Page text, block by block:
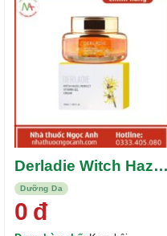
Dưỡng Da
Derladie Witch Hazel
Perfect Vitamin Gel
Cream
0 đ